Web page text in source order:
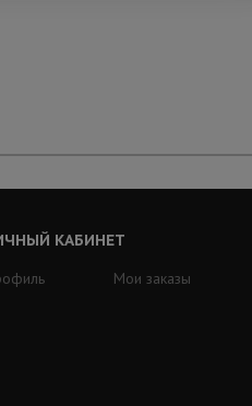
КАБИНЕТ
Мои заказы